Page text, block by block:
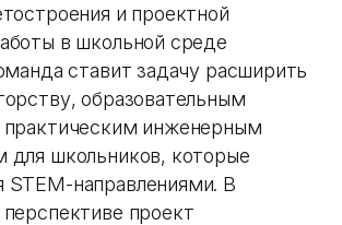
и проектной
в школьной среде
ставит задачу расширить
образовательным
инженерным
для школьников, которые
STEM-направлениями. В
проект